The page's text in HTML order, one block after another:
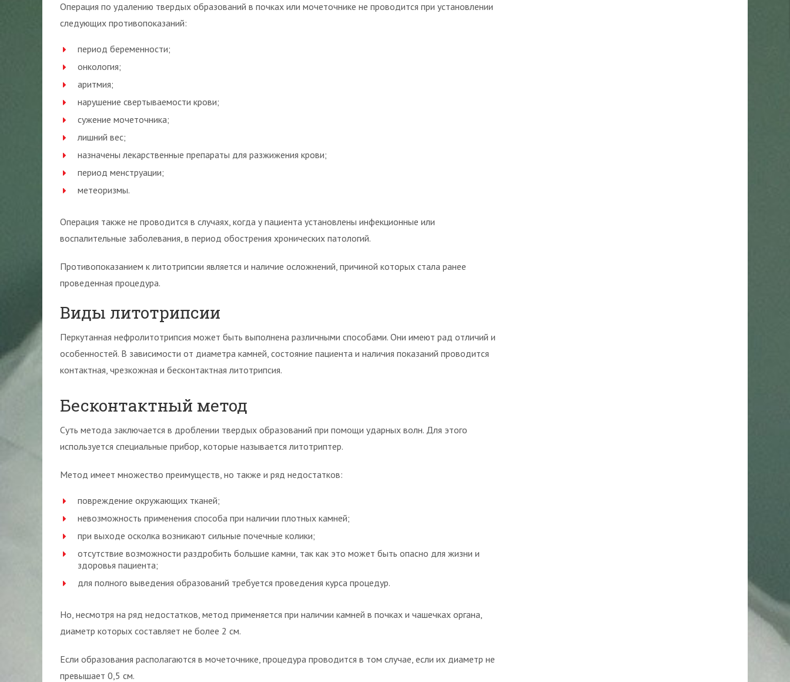
Операция по удалению твердых образований в почках или мочеточнике не проводится при установлении
следующих противопоказаний:
период беременности;
онкология;
аритмия;
нарушение свертываемости крови;
сужение мочеточника;
лишний вес;
назначены лекарственные препараты для разжижения крови;
период менструации;
метеоризмы.
Операция также не проводится в случаях, когда у пациента установлены инфекционные или
воспалительные заболевания, в период обострения хронических патологий.
Противопоказанием к литотрипсии является и наличие осложнений, причиной которых стала ранее
проведенная процедура.
Виды литотрипсии
Перкутанная нефролитотрипсия может быть выполнена различными способами. Они имеют рад отличий и
особенностей. В зависимости от диаметра камней, состояние пациента и наличия показаний проводится
контактная, чрезкожная и бесконтактная литотрипсия.
Бесконтактный метод
Суть метода заключается в дроблении твердых образований при помощи ударных волн. Для этого
используется специальные прибор, которые называется литотриптер.
Метод имеет множество преимуществ, но также и ряд недостатков:
повреждение окружающих тканей;
невозможность применения способа при наличии плотных камней;
при выходе осколка возникают сильные почечные колики;
отсутствие возможности раздробить большие камни, так как это может быть опасно для жизни и
здоровья пациента;
для полного выведения образований требуется проведения курса процедур.
Но, несмотря на ряд недостатков, метод применяется при наличии камней в почках и чашечках органа,
диаметр которых составляет не более 2 см.
Если образования располагаются в мочеточнике, процедура проводится в том случае, если их диаметр не
превышает 0,5 см.